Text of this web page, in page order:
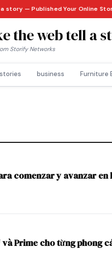
story — Published Your Online
the web tell a
Storify Networks
stories business Furniture
comenzar y avanzar
và Prime cho từng phong